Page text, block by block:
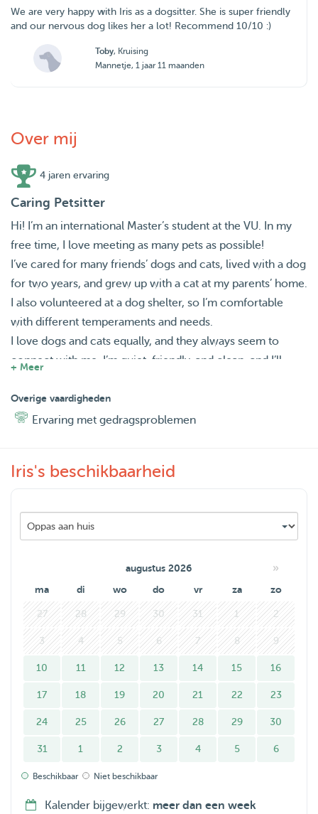
We are very happy with Iris as a dogsitter. She is super friendly
and our nervous dog likes her a lot! Recommend 10/10 :)
Toby, Kruising
Mannetje, 1 jaar 11 maanden
Over mij
4 jaren ervaring
Caring Petsitter
Hi! I’m an international Master’s student at the VU. In my
free time, I love meeting as many pets as possible!
I’ve cared for many friends’ dogs and cats, lived with a dog
for two years, and grew up with a cat at my parents’ home.
I also volunteered at a dog shelter, so I’m comfortable
with different temperaments and needs.
I love dogs and cats equally, and they always seem to
connect with me. I’m quiet, friendly, and clean, and I’ll
What I Offer:
Dog walks or visits in the morning or in the evening
Plenty of cuddles, attention, and care
I look forward to meeting your fur babies 💕
+ Meer
Overige vaardigheden
Ervaring met gedragsproblemen
Iris's beschikbaarheid
augustus 2026 »
ma di wo do vr za zo
27 28 29 30 31 1 2
3 4 5 6 7 8 9
10 11 12 13 14 15 16
17 18 19 20 21 22 23
24 25 26 27 28 29 30
31 1 2 3 4 5 6
Beschikbaar Niet beschikbaar
Kalender bijgewerkt: meer dan een week